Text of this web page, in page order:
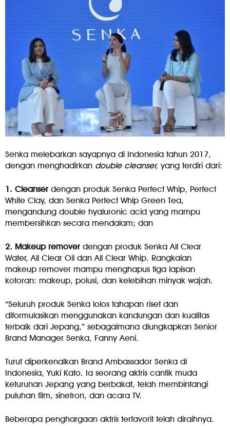
Senka melebarkan sayapnya di Indonesia tahun 2017,
dengan menghadirkan double cleanser, yang terdiri dari:
1. Cleanser dengan produk Senka Perfect Whip, Perfect
White Clay, dan Senka Perfect Whip Green Tea,
mengandung double hyaluronic acid yang mampu
membersihkan secara mendalam; dan
2. Makeup remover dengan produk Senka All Clear
Water, All Clear Oil dan All Clear Whip. Rangkaian
makeup remover mampu menghapus tiga lapisan
kotoran: makeup, polusi, dan kelebihan minyak wajah.
“Seluruh produk Senka lolos tahapan riset dan
diformulasikan menggunakan kandungan dan kualitas
terbaik dari Jepang,” sebagaimana diungkapkan Senior
Brand Manager Senka, Fanny Aeni.
Turut diperkenalkan Brand Ambassador Senka di
Indonesia, Yuki Kato. Ia seorang aktris cantik muda
keturunan Jepang yang berbakat, telah membintangi
puluhan film, sinetron, dan acara TV.
Beberapa penghargaan aktris terfavorit telah diraihnya.